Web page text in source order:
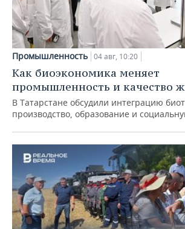
Промышленность 04 авг, 10:20
Как биоэкономика меняет
промышленность и качество
В Татарстане обсудили интеграцию
производство, образование и